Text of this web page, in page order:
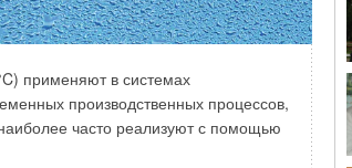
применяют в системах
производственных процессов,
часто реализуют с помощью
на стене, обращённой
объект исторического или
РБ от 16 мая 2013 года
года №180, регламентирующее
при установке антенн